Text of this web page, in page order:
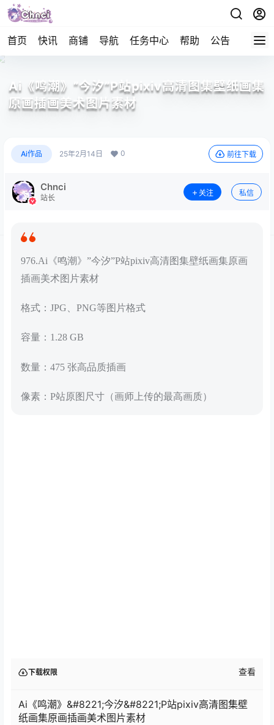
首页 快讯 商铺 导航 任务中心 帮助 公告 APP下
Ai《鸣潮》”今汐”P站pixiv高清图集壁纸画集
原画插画美术图片素材
Ai作品 25年2月14日 0 前往下载
Chnci
站长
关注 私信
976.Ai《鸣潮》”今汐”P站pixiv高清图集壁纸画集原画
插画美术图片素材
格式：JPG、PNG等图片格式
容量：1.28 GB
数量：475 张高品质插画
像素：P站原图尺寸（画师上传的最高画质）
下载权限 查看
Ai《鸣潮》&#8221;今汐&#8221;P站pixiv高清图集壁
纸画集原画插画美术图片素材